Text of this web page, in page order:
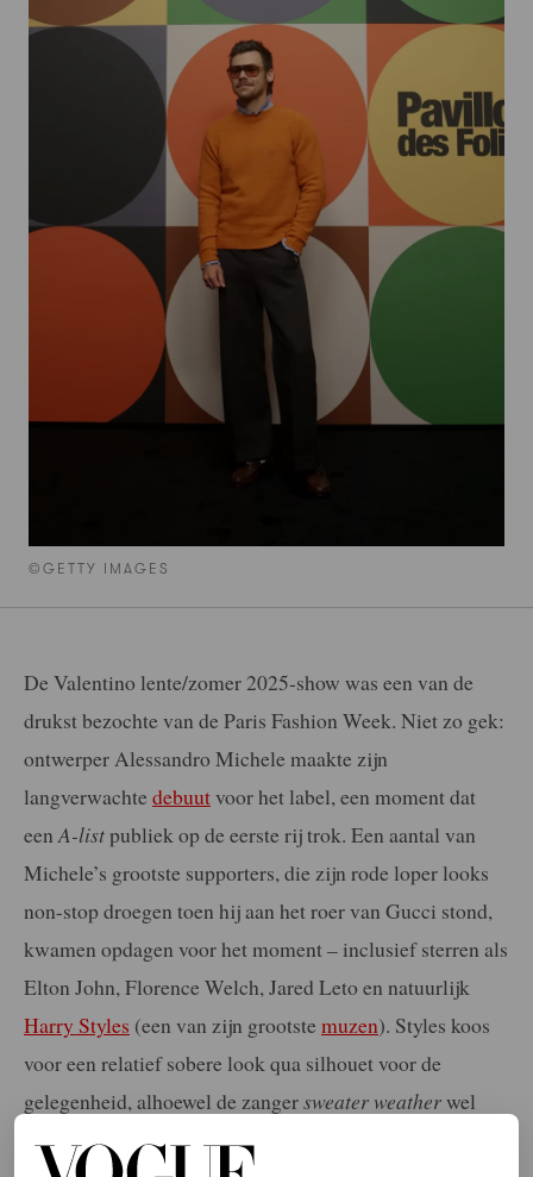
©GETTY IMAGES
De Valentino lente/zomer 2025-show was een van de
drukst bezochte van de Paris Fashion Week. Niet zo gek:
ontwerper Alessandro Michele maakte zijn
langverwachte debuutvoor het label, een moment dat
een A-listpubliek op de eerste rij trok. Een aantal van
Michele’s grootste supporters, die zijn rode loper looks
non-stop droegen toen hij aan het roer van Gucci stond,
kwamen opdagen voor het moment – inclusief sterren als
Elton John, Florence Welch, Jared Leto en natuurlijk
Harry Styles (een van zijn grootste muzen). Styles koos
voor een relatief sobere look qua silhouet voor de
gelegenheid, alhoewel de zangersweater weatherwel
inluidde met een opvallende, oranje trui.